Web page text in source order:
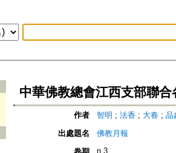
中華佛教總會江西支部聯
作者 智明 ; 法香 ; 大春 ; 品
出處題名
佛教月報
n.3